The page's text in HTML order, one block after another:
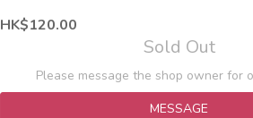
HK$120.00
Sold Out
Please message the shop owner for
MESSAGE